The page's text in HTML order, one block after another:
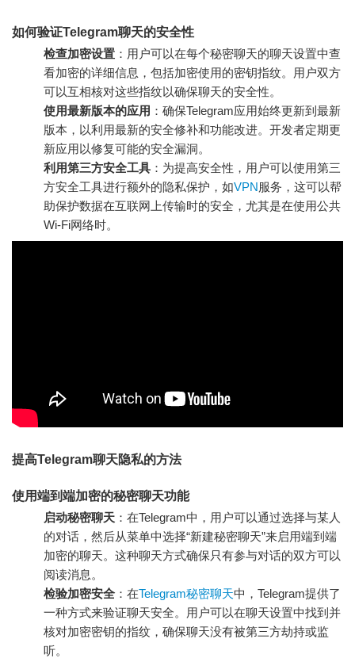
如何验证Telegram聊天的安全性
检查加密设置 ：用户可以在每个秘密聊天的聊天设置中查
看加密的详细信息，包括加密使用的密钥指纹。用户双方
可以互相核对这些指纹以确保聊天的安全性。
使用最新版本的应用 ：确保Telegram应用始终更新到最新
版本，以利用最新的安全修补和功能改进。开发者定期更
新应用以修复可能的安全漏洞。
利用第三方安全工具 ：为提高安全性，用户可以使用第三
方安全工具进行额外的隐私保护，如VPN服务，这可以帮
助保护数据在互联网上传输时的安全，尤其是在使用公共
Wi-Fi网络时。
提高Telegram聊天隐私的方法
使用端到端加密的秘密聊天功能
启动秘密聊天 ：在Telegram中，用户可以通过选择与某人
的对话，然后从菜单中选择“新建秘密聊天”来启用端到端
加密的聊天。这种聊天方式确保只有参与对话的双方可以
阅读消息。
检验加密安全：在Telegram秘密聊天中，Telegram提供了
一种方式来验证聊天安全。用户可以在聊天设置中找到并
核对加密密钥的指纹，确保聊天没有被第三方劫持或监
听。